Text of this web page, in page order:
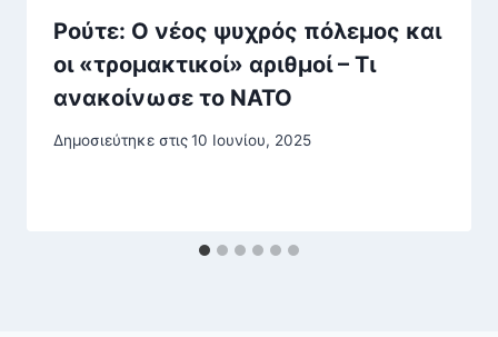
Ρούτε: Ο νέος ψυχρός πόλεμος και
οι «τρομακτικοί» αριθμοί – Τι
ανακοίνωσε το ΝΑΤΟ
Δημοσιεύτηκε στις10 Ιουνίου, 2025